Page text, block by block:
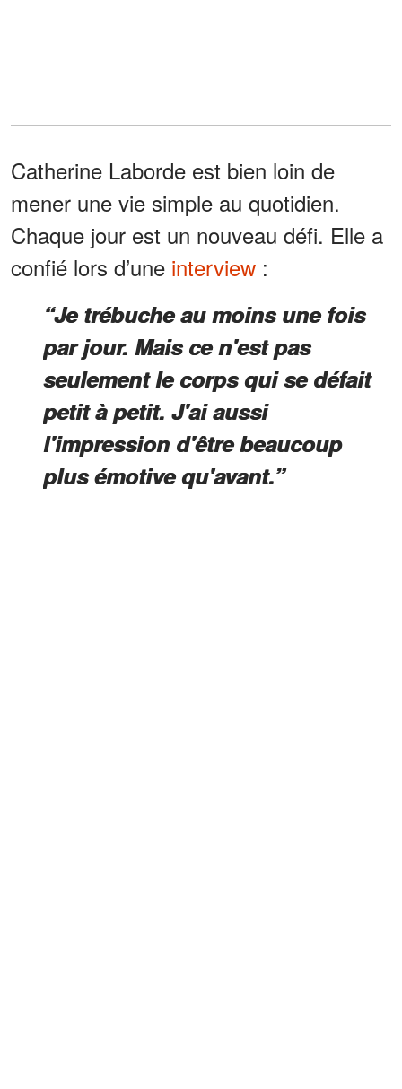
Catherine Laborde est bien loin de
mener une vie simple au quotidien.
Chaque jour est un nouveau défi. Elle a
confié lors d’une interview :
“Je trébuche au moins une fois
par jour. Mais ce n'est pas
seulement le corps qui se défait
petit à petit. J'ai aussi
l'impression d'être beaucoup
plus émotive qu'avant.”